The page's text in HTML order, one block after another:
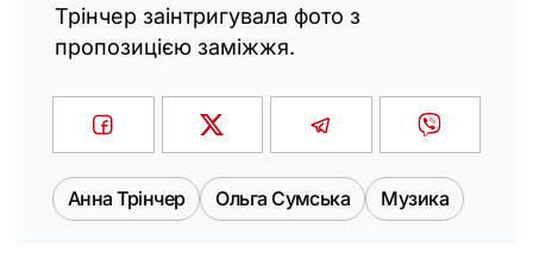
Трінчер заінтригувала фото з
пропозицією заміжжя.
Анна Трінчер Ольга Сумська Музика